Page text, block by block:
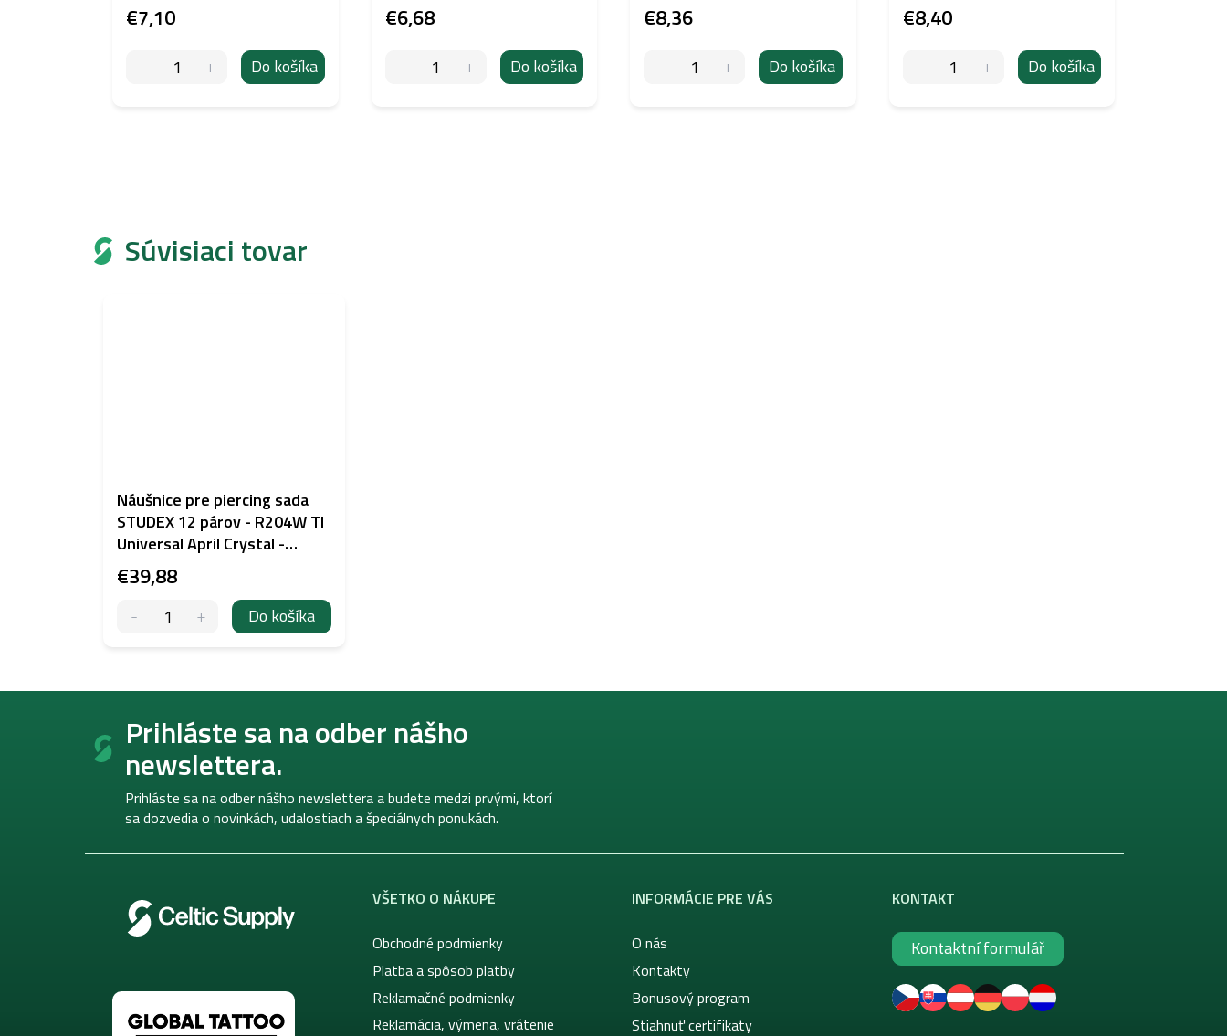
Súvisiaci tovar
Náušnice pre piercing sada
STUDEX 12 párov - R204W TI
Universal April Crystal -
titánové
€39,88
Do košíka
€7,10
Do košíka
€6,68
Do košíka
€8,36
Do košíka
€8,40
Do košíka
Z
Prihláste sa na odber nášho
newslettera.
Prihláste sa na odber nášho newslettera a budete medzi prvými, ktorí
sa dozvedia o novinkách, udalostiach a špeciálnych ponukách.
VŠETKO O NÁKUPE
Obchodné podmienky
Platba a spôsob platby
Reklamačné podmienky
Reklamácia, výmena, vrátenie
INFORMÁCIE PRE VÁS
O nás
Kontakty
Bonusový program
Stiahnuť certifikaty
KONTAKT
Kontaktní formulář